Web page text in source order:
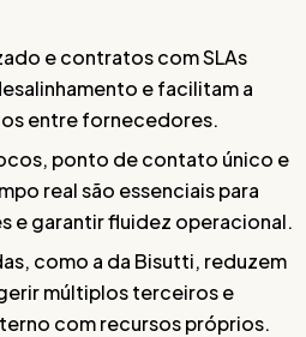
e contratos com SLAs
e facilitam a
entre fornecedores.
ponto de contato único e
real são essenciais para
e garantir fluidez operacional.
como a da Bisutti, reduzem
múltiplos terceiros e
com recursos próprios.